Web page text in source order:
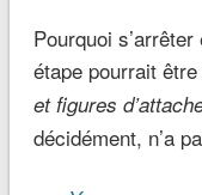
Pourquoi
étape pourrait
et figures
décidément, n’a